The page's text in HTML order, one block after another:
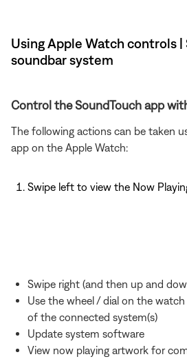
Using Apple Watch controls |
soundbar system
Control the SoundTouch app
The following actions can be taken
app on the Apple Watch:
Swipe left to view the Now
Swipe right (and then up and
Use the wheel / dial on the
of the connected system(s)
Update system software
View now playing artwork for